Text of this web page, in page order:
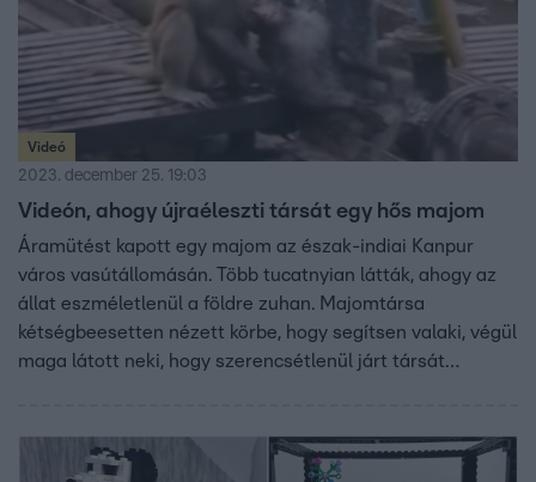
Videó
2023. december 25. 19:03
Videón, ahogy újraéleszti társát egy hős majom
Áramütést kapott egy majom az észak-indiai Kanpur
város vasútállomásán. Több tucatnyian látták, ahogy az
állat eszméletlenül a földre zuhan. Majomtársa
kétségbeesetten nézett körbe, hogy segítsen valaki, végül
maga látott neki, hogy szerencsétlenül járt társát
napon, kilenc éve mutattuk meg a Híradóban.